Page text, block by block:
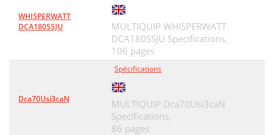
WHISPERWATT
DCA180SSJU
MULTIQUIP WHISPERWATT
DCA180SSJU Specifications,
106 pages
Dca70Usi3caN
Spécifications
MULTIQUIP Dca70Usi3caN
Specifications,
86 pages